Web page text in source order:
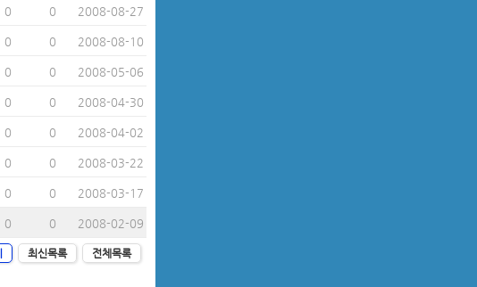
0 0 2008-08-27
0 0 2008-08-10
0 0 2008-05-06
0 0 2008-04-30
0 0 2008-04-02
0 0 2008-03-22
0 0 2008-03-17
0 0 2008-02-09
최신목록 전체목록